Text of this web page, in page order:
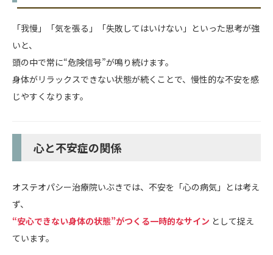
「我慢」「気を張る」「失敗してはいけない」といった思考が強
いと、
頭の中で常に“危険信号”が鳴り続けます。
身体がリラックスできない状態が続くことで、慢性的な不安を感
じやすくなります。
心と不安症の関係
オステオパシー治療院いぶきでは、不安を「心の病気」とは考え
ず、
“安心できない身体の状態”がつくる一時的なサイン として捉え
ています。